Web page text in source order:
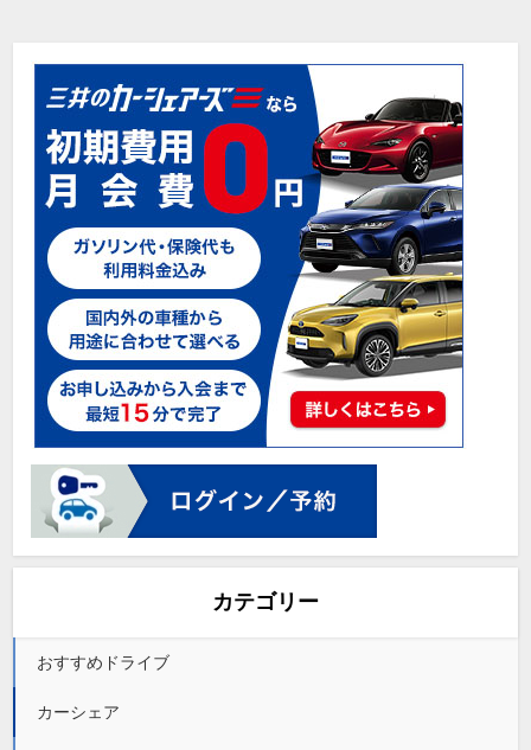
カテゴリー
おすすめドライブ
カーシェア